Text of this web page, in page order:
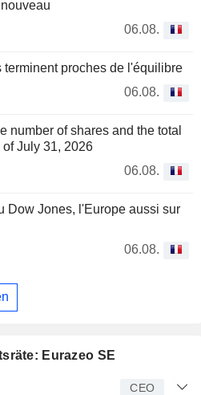
06.08.
proches de l'équilibre
06.08.
number of shares and the total
July 31, 2026
06.08.
Dow Jones, l'Europe aussi sur
06.08.
Eurazeo SE
CEO